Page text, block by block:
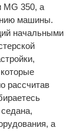
MG 350, а
машины.
начальными
рассчитав
а